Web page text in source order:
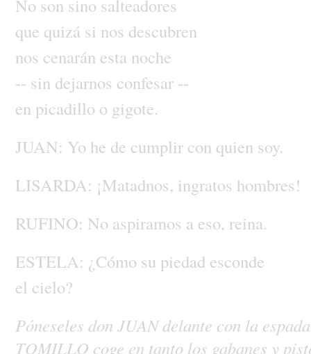
No son sino salteadores
que quizá si nos descubren
nos cenarán esta noche
-- sin dejarnos confesar --
en picadillo o gigote.
JUAN: Yo he de cumplir con quien soy.
LISARDA: ¡Matadnos, ingratos hombres!
RUFINO: No aspiramos a eso, reina.
ESTELA: ¿Cómo su piedad esconde
el cielo?
Póneseles don JUANdelante con la
TOMILLO coge en tanto los gabanes y